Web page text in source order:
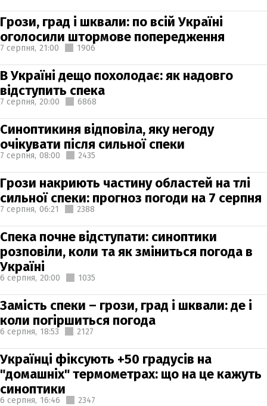
Грози, град і шквали: по всій Україні
оголосили штормове попередження
7 серпня, 21:00 1906
В Україні дещо похолодає: як надовго
відступить спека
7 серпня, 20:00 6868
Синоптикиня відповіла, яку негоду
очікувати після сильної спеки
7 серпня, 08:00 2435
Грози накриють частину областей на тлі
сильної спеки: прогноз погоди на 7 серпня
7 серпня, 06:21 2388
Спека почне відступати: синоптики
розповіли, коли та як зміниться погода в
Україні
6 серпня, 20:00 1035
Замість спеки – грози, град і шквали: де і
коли погіршиться погода
6 серпня, 18:53 2127
Українці фіксують +50 градусів на
"домашніх" термометрах: що на це кажуть
синоптики
6 серпня, 16:46 2347